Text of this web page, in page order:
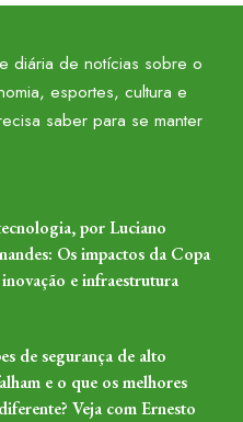
diária de notícias sobre o
esportes, cultura e
saber para se manter
por Luciano
Os impactos da Copa
e infraestrutura
de segurança de alto
e o que os melhores
Veja com Ernesto